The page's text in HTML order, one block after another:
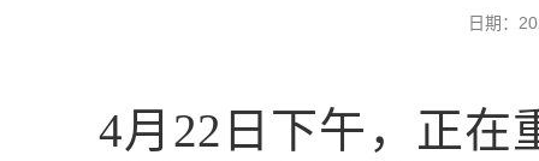
日期：
4月22日下午，正在